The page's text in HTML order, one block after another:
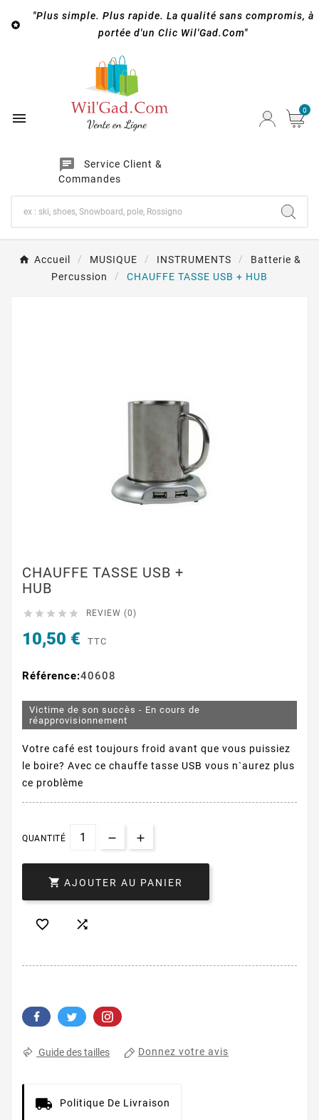

"Plus simple. Plus rapide. La qualité sans compromis, à
portée d'un Clic Wil'Gad.Com"

chat
Service Client &
Commandes
0
Accueil MUSIQUE INSTRUMENTS
Batterie &
Percussion
CHAUFFE TASSE USB + HUB
CHAUFFE TASSE USB +
HUB
     REVIEW (0)
10,50 € TTC
Référence:40608
Victime de son succès - En cours de
réapprovisionnement
Votre café est toujours froid avant que vous puissiez
le boire? Avec ce chauffe tasse USB vous n`aurez plus
ce problème
QUANTITÉ
 AJOUTER AU PANIER
 
Guide des tailles Donnez votre avis
Politique De Livraison